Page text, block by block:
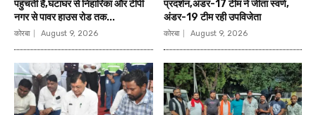
पहुंचती हैं,घंटाघर से निहारिका और टीपी
नगर से पावर हाउस रोड तक...
कोरबा August 9, 2026
प्रदर्शन,अंडर-17 टीम ने जीता स्वर्ण,
अंडर-19 टीम रही उपविजेता
कोरबा August 9, 2026